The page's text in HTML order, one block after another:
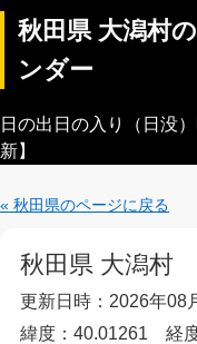
秋田県 大潟村
ンダー
日の出日の入り（日没
新】
« 秋田県のページに戻る
秋田県 大潟村
更新日時：2026年08
緯度：40.01261 経